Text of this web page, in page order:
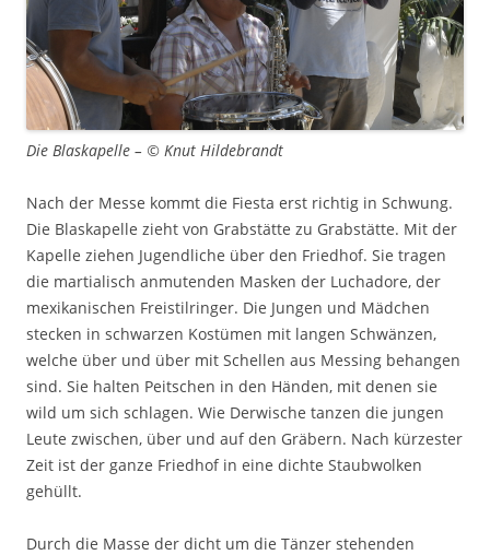
Die Blaskapelle – © Knut Hildebrandt
Nach der Messe kommt die Fiesta erst richtig in Schwung.
Die Blaskapelle zieht von Grabstätte zu Grabstätte. Mit der
Kapelle ziehen Jugendliche über den Friedhof. Sie tragen
die martialisch anmutenden Masken der Luchadore, der
mexikanischen Freistilringer. Die Jungen und Mädchen
stecken in schwarzen Kostümen mit langen Schwänzen,
welche über und über mit Schellen aus Messing behangen
sind. Sie halten Peitschen in den Händen, mit denen sie
wild um sich schlagen. Wie Derwische tanzen die jungen
Leute zwischen, über und auf den Gräbern. Nach kürzester
Zeit ist der ganze Friedhof in eine dichte Staubwolken
gehüllt.
Durch die Masse der dicht um die Tänzer stehenden